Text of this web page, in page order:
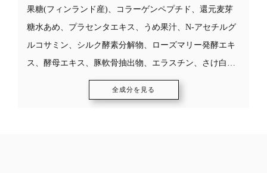
果糖(フィンランド産)、コラーゲンペプチド、還元麦芽
糖水あめ、プラセンタエキス、うめ果汁、N-アセチルグ
ルコサミン、シルク酵素分解物、ローズマリー発酵エキ
ス、酵母エキス、豚軟骨抽出物、エラスチン、さけ白子
抽出物(DNA含有)、鶏冠抽出物(ヒアルロン酸含有)、ギャ
バ、こんにゃく芋粉抽出物／酸味料、ビタミンC、香
全成分を見る